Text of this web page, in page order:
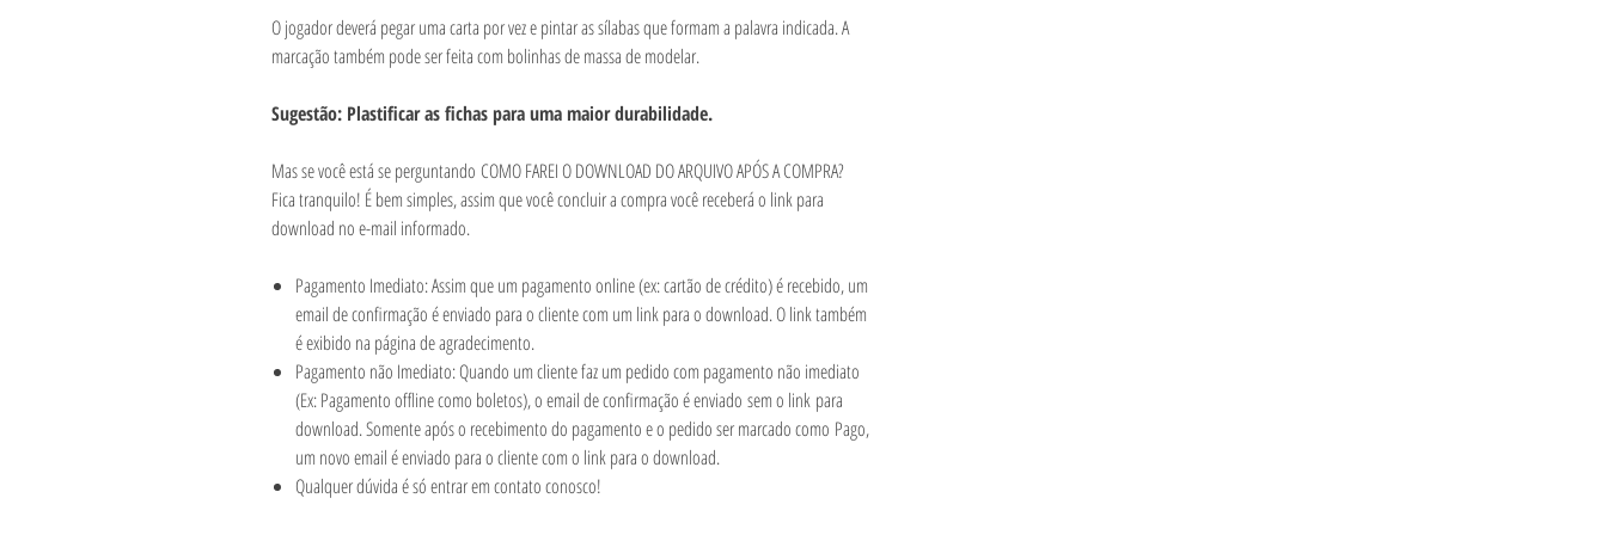
O jogador deverá pegar uma carta por vez e pintar as sílabas que formam a palavra indicada. A
marcação também pode ser feita com bolinhas de massa de modelar.
Sugestão: Plastificar as fichas para uma maior durabilidade.
Mas se você está se perguntando COMO FAREI O DOWNLOAD DO ARQUIVO APÓS A COMPRA?
Fica tranquilo! É bem simples, assim que você concluir a compra você receberá o link para
download no e-mail informado.
Pagamento Imediato: Assim que um pagamento online (ex: cartão de crédito) é recebido, um
email de confirmação é enviado para o cliente com um link para o download. O link também
é exibido na página de agradecimento.
Pagamento não Imediato: Quando um cliente faz um pedido com pagamento não imediato
(Ex: Pagamento offline como boletos), o email de confirmação é enviado sem o link para
download. Somente após o recebimento do pagamento e o pedido ser marcado como Pago,
um novo email é enviado para o cliente com o link para o download.
Qualquer dúvida é só entrar em contato conosco!